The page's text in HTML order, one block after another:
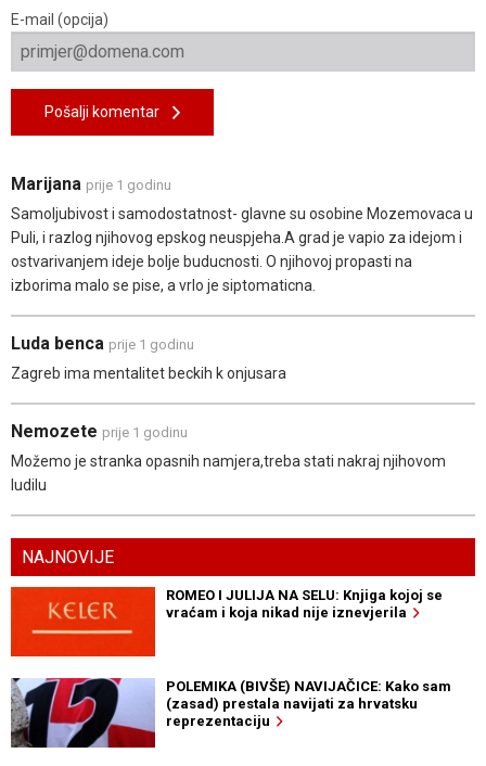
E-mail (opcija)
Pošalji komentar
Marijana prije 1 godinu
Samoljubivost i samodostatnost- glavne su osobine Mozemovaca u
Puli, i razlog njihovog epskog neuspjeha.A grad je vapio za idejom i
ostvarivanjem ideje bolje buducnosti. O njihovoj propasti na
izborima malo se pise, a vrlo je siptomaticna.
Luda benca prije 1 godinu
Zagreb ima mentalitet beckih k onjusara
Nemozete prije 1 godinu
Možemo je stranka opasnih namjera,treba stati nakraj njihovom
ludilu
NAJNOVIJE
ROMEO I JULIJA NA SELU: Knjiga kojoj se
vraćam i koja nikad nije iznevjerila
POLEMIKA (BIVŠE) NAVIJAČICE: Kako sam
(zasad) prestala navijati za hrvatsku
reprezentaciju